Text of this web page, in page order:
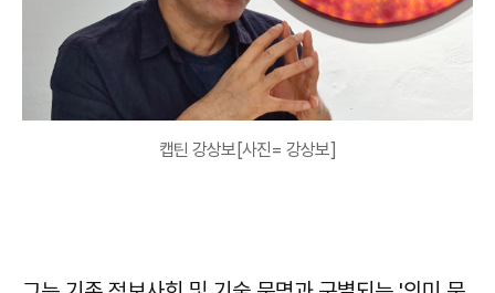
캡틴 강상보[사진= 강상보]